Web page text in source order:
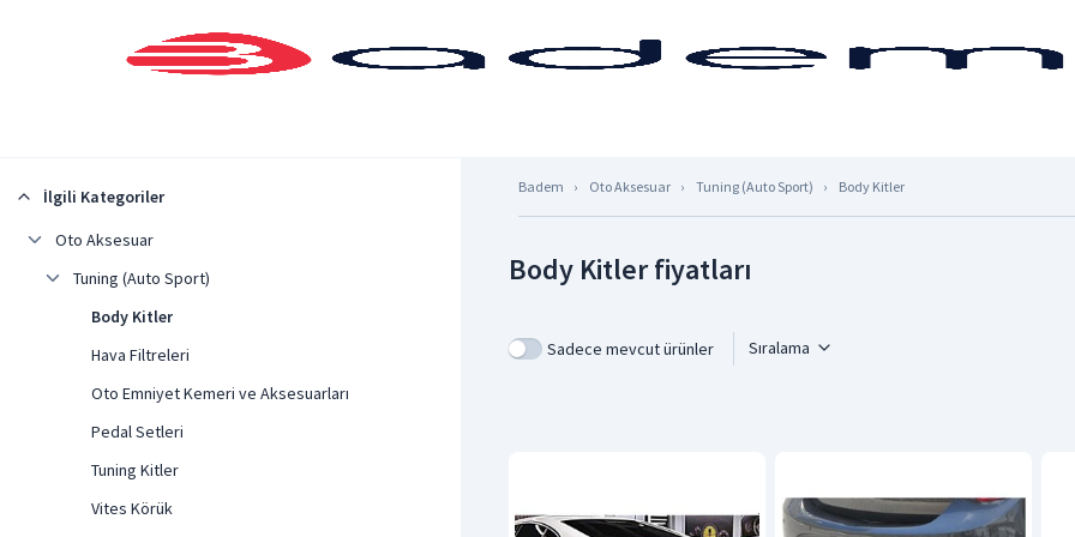
İlgili Kategoriler
Oto Aksesuar
Tuning (Auto Sport)
Body Kitler
Hava Filtreleri
Oto Emniyet Kemeri ve Aksesuarları
Pedal Setleri
Tuning Kitler
Vites Körük
Badem Oto Aksesuar Tuning (Auto Sport) Body Kitler
Body Kitler fiyatları
Sadece mevcut ürünler Sıralama